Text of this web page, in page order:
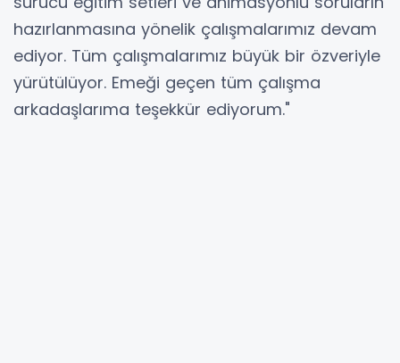
hazırlanmasına yönelik çalışmalarımız devam
ediyor. Tüm çalışmalarımız büyük bir özveriyle
yürütülüyor. Emeği geçen tüm çalışma
arkadaşlarıma teşekkür ediyorum."